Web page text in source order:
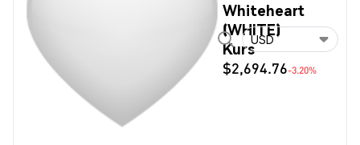
Whiteheart
(WHITE)
Kurs
$2,694.76-3.20%
USD